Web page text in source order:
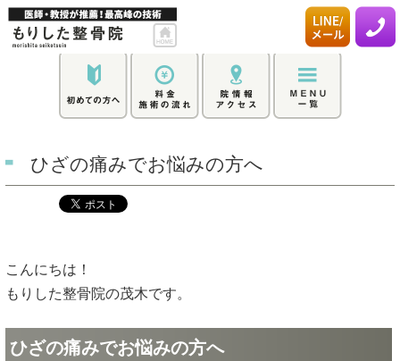
ひざの痛みでお悩みの方へ
こんにちは！
もりした整骨院の茂木です。
ひざの痛みでお悩みの方へ